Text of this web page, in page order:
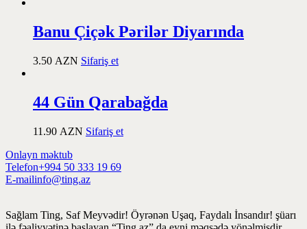
Banu Çiçək Pərilər Diyarında
3.50 AZN Sifariş et
44 Gün Qarabağda
11.90 AZN Sifariş et
Onlayn məktub
Telefon+994 50 333 19 69
E-mailinfo@ting.az
Sağlam Ting, Saf Meyvədir! Öyrənən Uşaq, Faydalı İnsandır! şüarı